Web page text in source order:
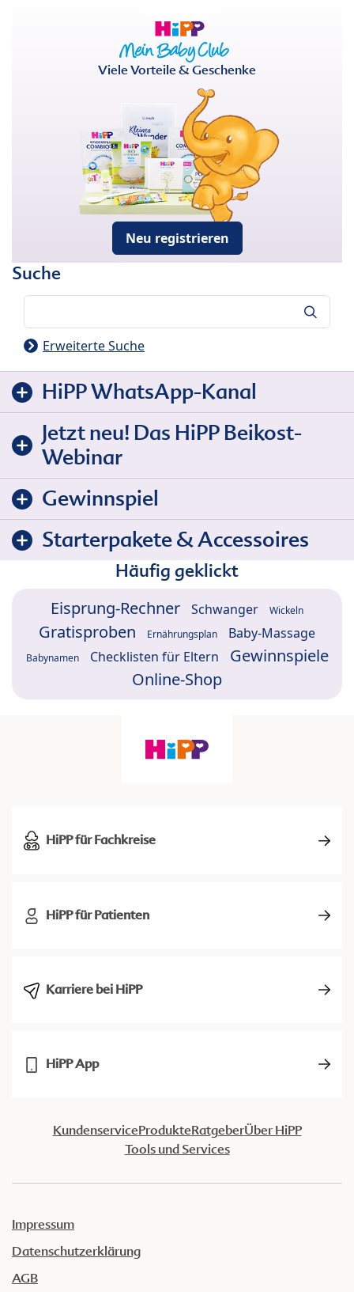
Viele Vorteile & Geschenke
Neu registrieren
Suche
Erweiterte Suche
HiPP WhatsApp-Kanal
Jetzt neu! Das HiPP Beikost-
Webinar
Gewinnspiel
Starterpakete & Accessoires
Häufig geklickt
Eisprung-Rechner Schwanger Wickeln
Gratisproben Ernährungsplan Baby-Massage
Babynamen Checklisten für Eltern
Gewinnspiele
Online-Shop
HiPP für Fachkreise
HiPP für Patienten
Karriere bei HiPP
HiPP App
KundenserviceProdukteRatgeberÜber HiPP
Tools und Services
Impressum
Datenschutzerklärung
AGB